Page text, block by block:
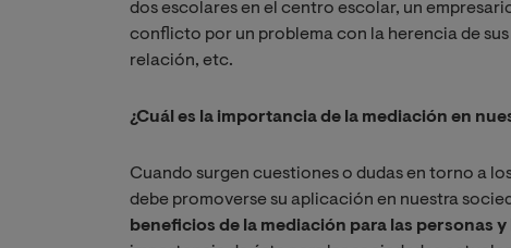
dos escolares en el centro escolar, un
conflicto por un problema con la herencia de
relación, etc.
¿Cuál es la importancia de la mediación en
Cuando surgen cuestiones o dudas en torno a
debe promoverse su aplicación en nuestra
beneficios de la mediación para las personas